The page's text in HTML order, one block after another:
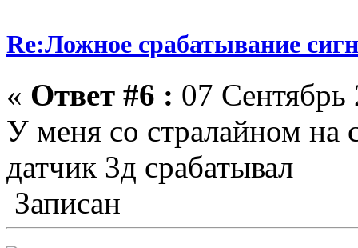
Re:Ложное срабатывание
« Ответ #6 : 07
У меня со стралайном на
датчик 3д срабатывал
Записан